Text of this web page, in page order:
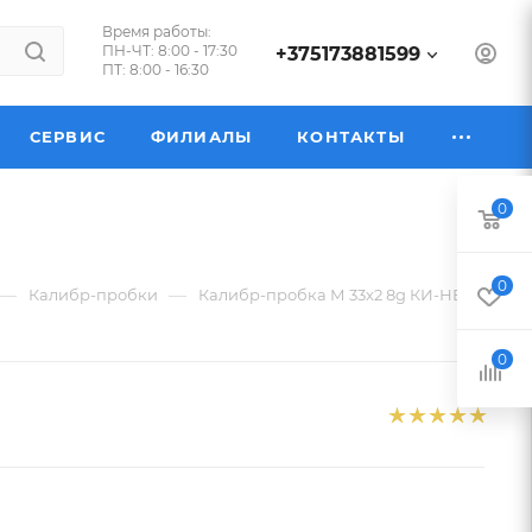
Время работы:
ПН-ЧТ: 8:00 - 17:30
ПТ: 8:00 - 16:30
+375173881599
СЕРВИС ФИЛИАЛЫ КОНТАКТЫ
— Калибр-пробки — Калибр-пробка М 33х2 8g КИ-НЕ LH
0
0
0